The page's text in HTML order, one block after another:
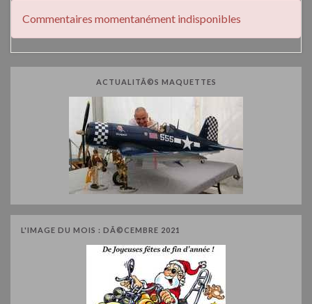
Commentaires momentanément indisponibles
ACTUALITÃ©S MAQUETTES
L'IMAGE DU MOIS : DÃ©CEMBRE 2021